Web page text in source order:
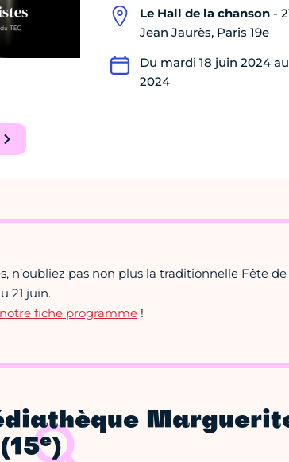
Le Hall de la chanson-
Jean Jaurès, Paris 19e
Du mardi 18 juin 2024
2024
n’oubliez pas non plus la traditionnelle Fête de
21 juin.
notre fiche programme!
e)